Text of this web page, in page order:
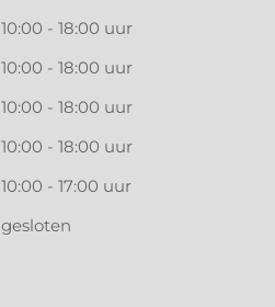
10:00 - 18:00 uur
10:00 - 18:00 uur
10:00 - 18:00 uur
10:00 - 18:00 uur
10:00 - 17:00 uur
gesloten